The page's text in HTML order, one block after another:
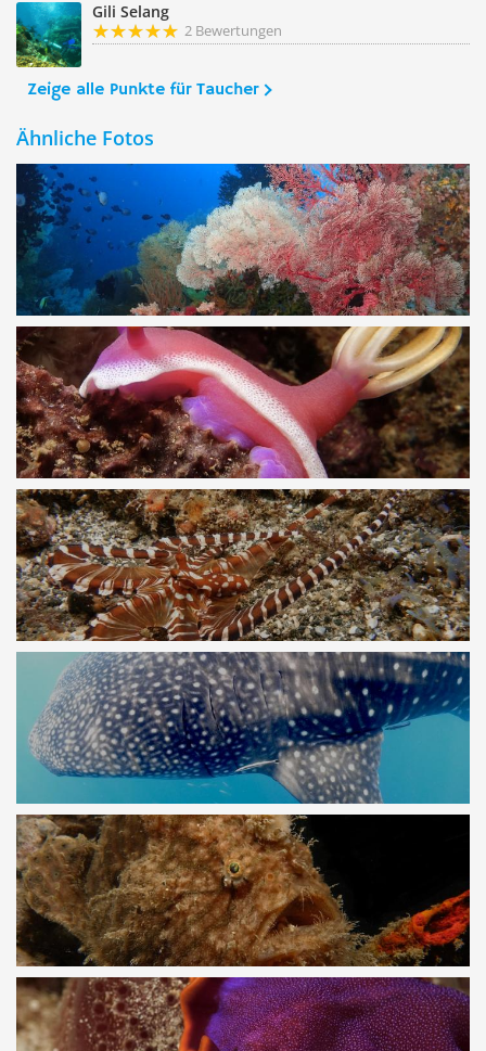
Gili Selang
2 Bewertungen
Zeige alle Punkte für Taucher
Ähnliche Fotos